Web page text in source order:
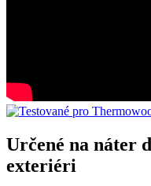
Určené na náter
exteriéri